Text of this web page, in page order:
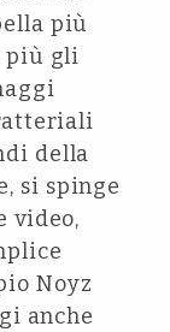
più
più gli
della
si spinge
video,
Noyz
anche